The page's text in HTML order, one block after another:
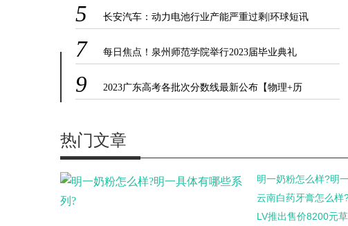
5 长安汽车：动力电池行业产能严重过剩|环球短讯
7 每日焦点！泉州师范学院举行2023届毕业典礼
9
2023广东高考各批次分数线最新公布【物理+历
热门文章
明一奶粉怎么样?明
云南白药牙膏怎么样
LV推出售价8200元